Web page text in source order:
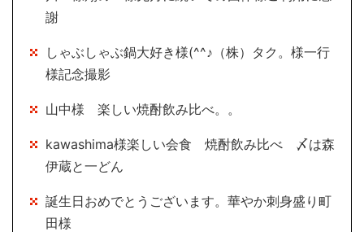
謝
しゃぶしゃぶ鍋大好き様(^^♪（株）タク。様一行
様記念撮影
山中様 楽しい焼酎飲み比べ。。
kawashima様楽しい会食 焼酎飲み比べ 〆は森
伊蔵と一どん
誕生日おめでとうございます。華やか刺身盛り町
田様